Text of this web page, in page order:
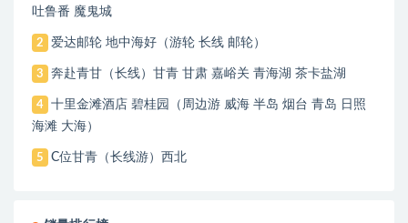
吐鲁番 魔鬼城
2 爱达邮轮 地中海好（游轮 长线 邮轮）
3 奔赴青甘（长线）甘青 甘肃 嘉峪关 青海湖 茶卡盐湖
4
十里金滩酒店 碧桂园（周边游 威海 半岛 烟台 青岛 日照
海滩 大海）
5 C位甘青（长线游）西北